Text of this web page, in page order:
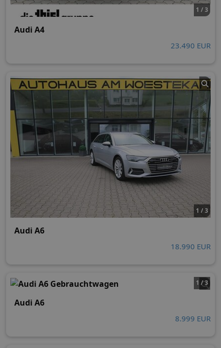
1 / 3
Audi A4
23.490 EUR
1 / 3
Audi A6
18.990 EUR
1 / 3
Audi A6
8.999 EUR